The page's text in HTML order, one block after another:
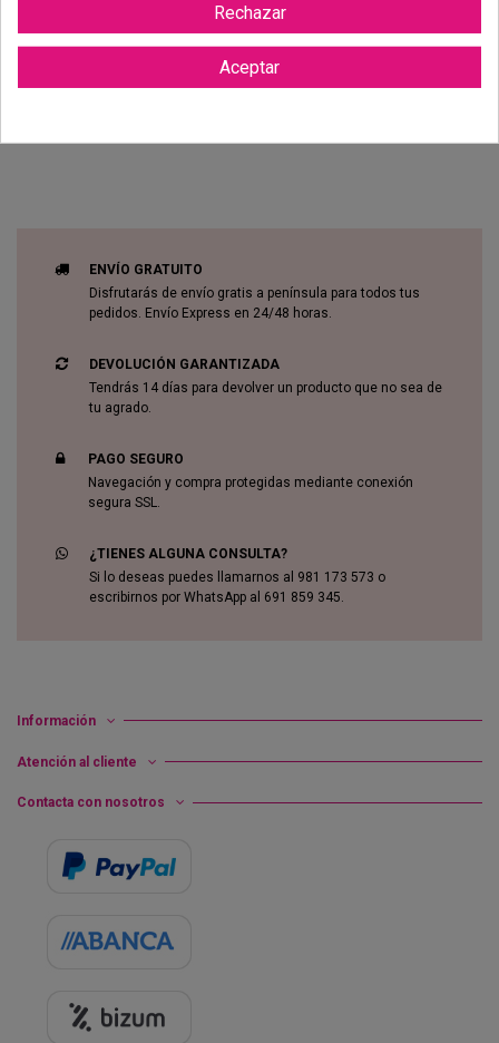
Reviews (0)
ENVÍO GRATUITO
Disfrutarás de envío gratis a península para todos tus
pedidos. Envío Express en 24/48 horas.
DEVOLUCIÓN GARANTIZADA
Tendrás 14 días para devolver un producto que no sea de
tu agrado.
PAGO SEGURO
Navegación y compra protegidas mediante conexión
segura SSL.
¿TIENES ALGUNA CONSULTA?
Si lo deseas puedes llamarnos al 981 173 573 o
escribirnos por WhatsApp al 691 859 345.
Información
Atención al cliente
Contacta con nosotros
Rechazar
Aceptar